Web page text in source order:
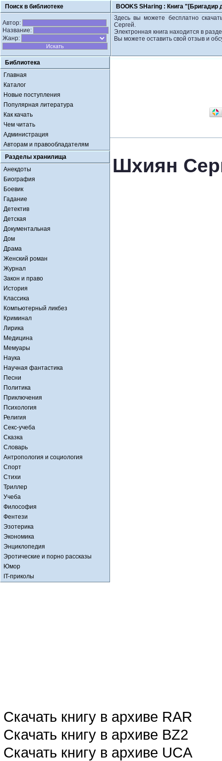
Поиск в библиотеке BOOKS SHaring : Книга
Автор:
Название:
Жанр:
Здесь вы можете бесплатно
Сергей.
Электронная книга находится в
Вы можете оставить свой отзыв и
Библиотека
Главная
Каталог
Новые поступления
Популярная литература
Как качать
Чем читать
Администрация
Авторам и правообладателям
Разделы хранилища
Анекдоты
Биография
Боевик
Гадание
Детектив
Детская
Документальная
Дом
Драма
Женский роман
Журнал
Закон и право
История
Классика
Компьютерный ликбез
Криминал
Лирика
Медицина
Мемуары
Наука
Научная фантастика
Песни
Политика
Приключения
Психология
Религия
Секс-учеба
Сказка
Словарь
Антропология и социология
Спорт
Стихи
Триллер
Учеба
Философия
Фентези
Эзотерика
Экономика
Энциклопедия
Эротические и порно рассказы
Юмор
IT-приколы
Шхиян
Скачать книгу в архиве RAR
Скачать книгу в архиве BZ2
Скачать книгу в архиве UCA